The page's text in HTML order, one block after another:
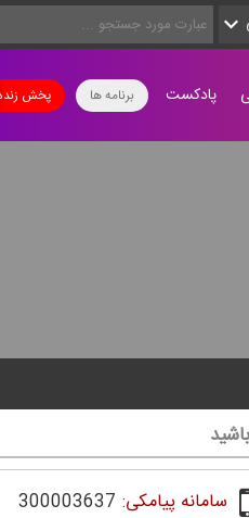
پخش برنامه ها پادکست
سامانه پیامکی: 300003637